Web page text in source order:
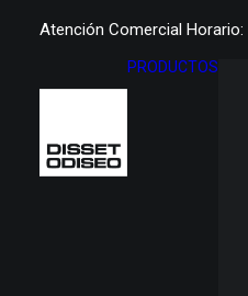
Atención Comercial Horario:
PRODUCTOS